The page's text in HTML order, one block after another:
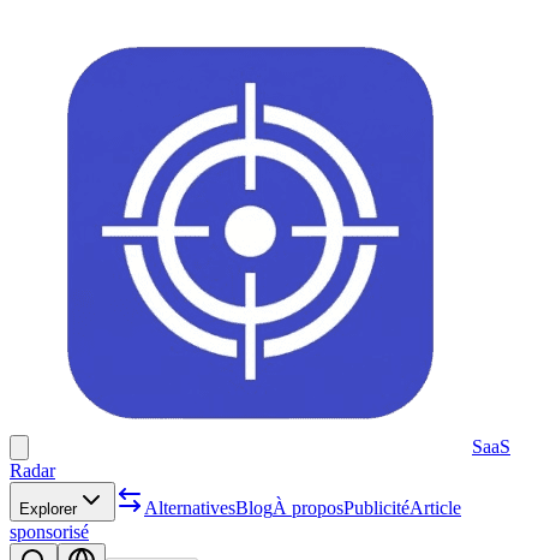
SaaS
Radar
Explorer AlternativesBlogÀ proposPublicitéArticle
sponsorisé